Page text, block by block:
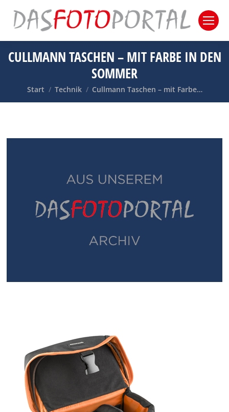
CULLMANN TASCHEN – MIT FARBE IN DEN
SOMMER
Sie befinden sich hier:
Start Technik Cullmann Taschen – mit Farbe…